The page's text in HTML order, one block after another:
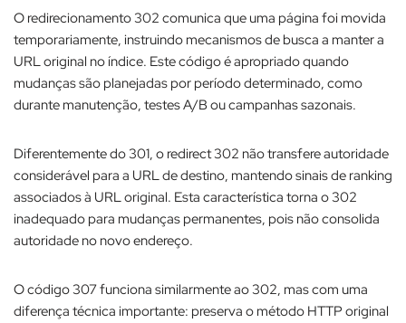
O redirecionamento 302 comunica que uma página foi movida
temporariamente, instruindo mecanismos de busca a manter a
URL original no índice. Este código é apropriado quando
mudanças são planejadas por período determinado, como
durante manutenção, testes A/B ou campanhas sazonais.​
Diferentemente do 301, o redirect 302 não transfere autoridade
considerável para a URL de destino, mantendo sinais de ranking
associados à URL original. Esta característica torna o 302
inadequado para mudanças permanentes, pois não consolida
autoridade no novo endereço.​
O código 307 funciona similarmente ao 302, mas com uma
diferença técnica importante: preserva o método HTTP original